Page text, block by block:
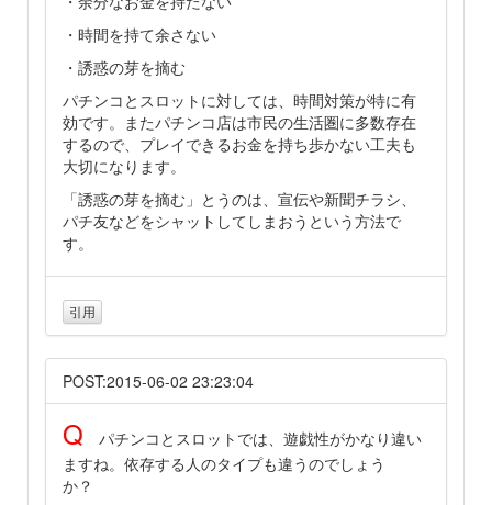
・時間を持て余さない
・誘惑の芽を摘む
パチンコとスロットに対しては、時間対策が特に有
効です。またパチンコ店は市民の生活圏に多数存在
するので、プレイできるお金を持ち歩かない工夫も
大切になります。
「誘惑の芽を摘む」とうのは、宣伝や新聞チラシ、
パチ友などをシャットしてしまおうという方法で
す。
引用
POST:2015-06-02 23:23:04
Q パチンコとスロットでは、遊戯性がかなり違い
ますね。依存する人のタイプも違うのでしょう
か？